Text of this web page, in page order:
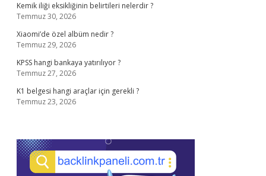
Kemik iliği eksikliğinin belirtileri nelerdir ?
Temmuz 30, 2026
Xiaomi’de özel albüm nedir ?
Temmuz 29, 2026
KPSS hangi bankaya yatırılıyor ?
Temmuz 27, 2026
K1 belgesi hangi araçlar için gerekli ?
Temmuz 23, 2026